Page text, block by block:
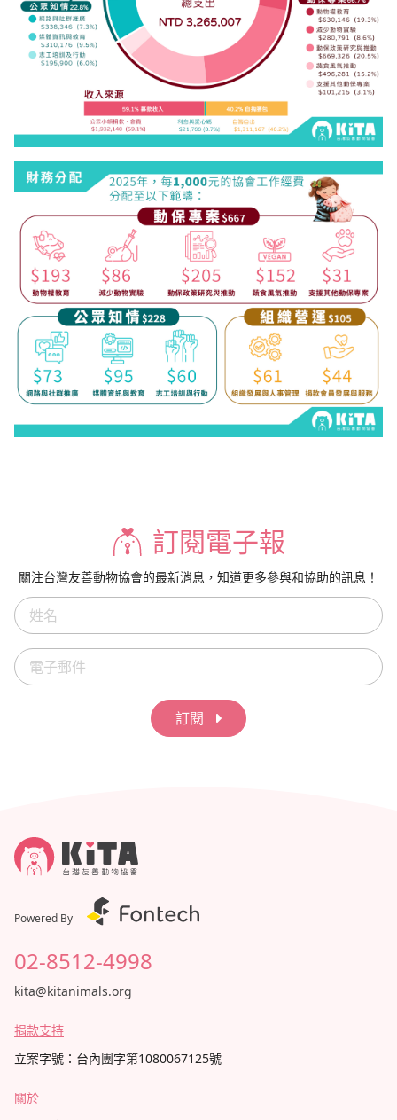
訂閱電子報
關注台灣友善動物協會的最新消息，知道更多參與和協助的訊息！
訂閱
Powered By
02-8512-4998
kita@kitanimals.org
捐款支持
立案字號：台內團字第1080067125號
關於